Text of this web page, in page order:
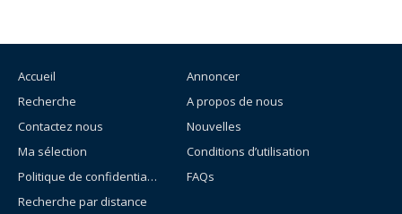
Accueil
Annoncer
Recherche
A propos de nous
Contactez nous
Nouvelles
Ma sélection
Conditions d’utilisation
Politique de confidentialité
FAQs
Recherche par distance